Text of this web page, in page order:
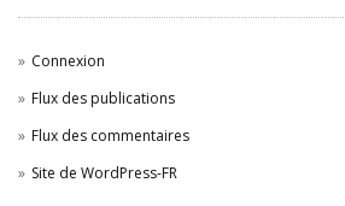
Connexion
Flux des publications
Flux des commentaires
Site de WordPress-FR